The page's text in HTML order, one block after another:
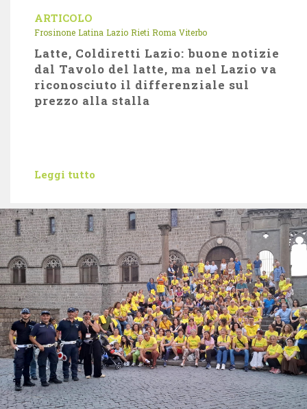
ARTICOLO
Frosinone Latina Lazio Rieti Roma Viterbo
Latte, Coldiretti Lazio: buone notizie
dal Tavolo del latte, ma nel Lazio va
riconosciuto il differenziale sul
prezzo alla stalla
Leggi tutto